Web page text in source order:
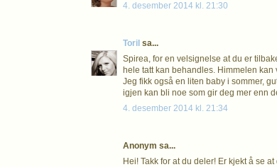
4. desember 2014 kl. 21:30
Toril sa...
Spirea, for en velsignelse at du er
hele tatt kan behandles. Himmelen
Jeg fikk også en liten baby i sommer,
igjen kan bli noe som gir deg mer enn
4. desember 2014 kl. 21:34
Anonym sa...
Hei! Takk for at du deler! Er kjekt å se